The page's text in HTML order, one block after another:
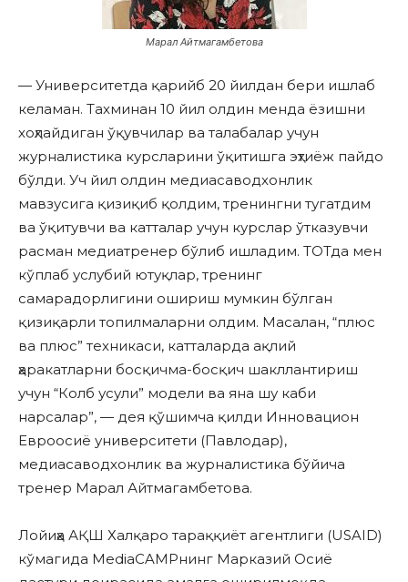
Марал Айтмагамбетова
— Университетда қарийб 20 йилдан бери ишлаб
келаман. Тахминан 10 йил олдин менда ёзишни
хоҳлайдиган ўқувчилар ва талабалар учун
журналистика курсларини ўқитишга эҳтиёж пайдо
бўлди. Уч йил олдин медиасаводхонлик
мавзусига қизиқиб қолдим, тренингни тугатдим
ва ўқитувчи ва катталар учун курслар ўтказувчи
расман медиатренер бўлиб ишладим. ТОТда мен
кўплаб услубий ютуқлар, тренинг
самарадорлигини ошириш мумкин бўлган
қизиқарли топилмаларни олдим. Масалан, “плюс
ва плюс” техникаси, катталарда ақлий
ҳаракатларни босқичма-босқич шакллантириш
учун “Колб усули” модели ва яна шу каби
нарсалар”, — дея қўшимча қилди Инновацион
Евроосиё университети (Павлодар),
медиасаводхонлик ва журналистика бўйича
тренер Марал Айтмагамбетова.
Лойиҳа АҚШ Халқаро тараққиёт агентлиги (USAID)
кўмагида MediaCAMPнинг Марказий Осиё